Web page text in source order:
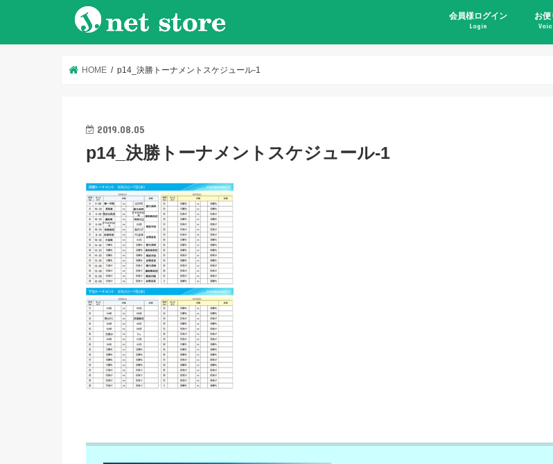
会員様ログイン
Login
お
HOME p14_決勝トーナメントスケジュール-1
2019.08.05
p14_決勝トーナメントスケジュール-1